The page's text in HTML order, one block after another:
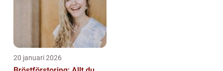
20 januari 2026